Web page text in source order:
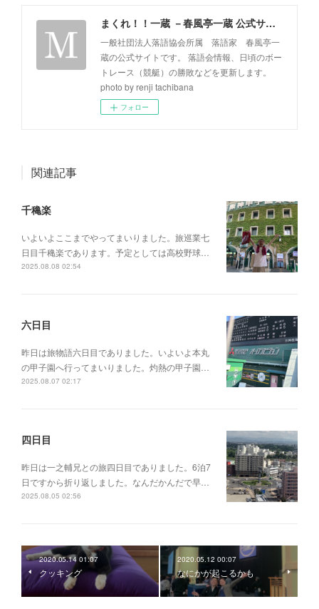
まくれ！！一蔵 －春風亭一蔵 公式サイト－
一般社団法人落語協会所属 落語家 春風亭一
蔵の公式サイトです。 落語会情報、日頃のボー
トレース（競艇）の勝敗などを更新します。
photo by renji tachibana
フォロー
関連記事
千穐楽
いよいよここまでやってまいりました。旅巡業七
日目千穐楽であります。予定としては高校野球…
2025.08.08 02:54
六日目
昨日は旅物語六日目でありました。いよいよ本丸
の甲子園へ行ってまいりました。灼熱の甲子園…
2025.08.07 02:17
四日目
昨日は一之輔兄との旅四日目でありました。6泊7
日ですから折り返しました。なんだかんだで早…
2025.08.05 02:56
2020.05.14 01:07
クッキング
2020.05.12 00:07
なにかが起こるかも